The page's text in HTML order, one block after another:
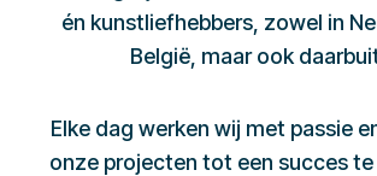
én kunstliefhebbers, zowel in
België, maar ook
Elke dag werken wij met passie
onze projecten tot een succes te